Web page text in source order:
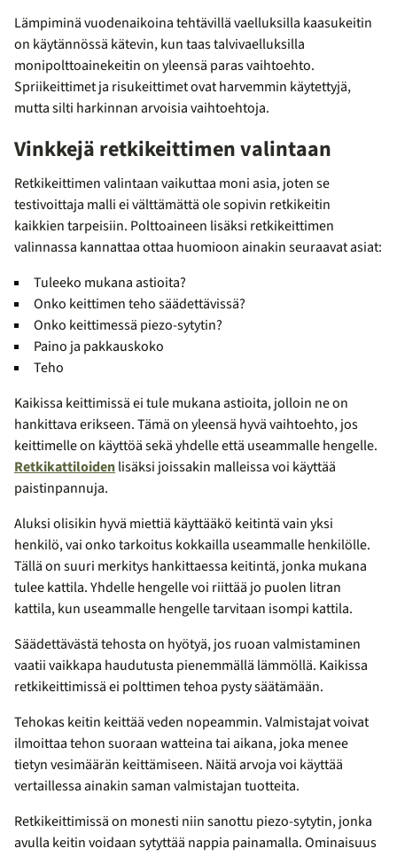
Lämpiminä vuodenaikoina tehtävillä vaelluksilla kaasukeitin
on käytännössä kätevin, kun taas talvivaelluksilla
monipolttoainekeitin on yleensä paras vaihtoehto.
Spriikeittimet ja risukeittimet ovat harvemmin käytettyjä,
mutta silti harkinnan arvoisia vaihtoehtoja.
Vinkkejä retkikeittimen valintaan
Retkikeittimen valintaan vaikuttaa moni asia, joten se
testivoittaja malli ei välttämättä ole sopivin retkikeitin
kaikkien tarpeisiin. Polttoaineen lisäksi retkikeittimen
valinnassa kannattaa ottaa huomioon ainakin seuraavat asiat:
Tuleeko mukana astioita?
Onko keittimen teho säädettävissä?
Onko keittimessä piezo-sytytin?
Paino ja pakkauskoko
Teho
Kaikissa keittimissä ei tule mukana astioita, jolloin ne on
hankittava erikseen. Tämä on yleensä hyvä vaihtoehto, jos
keittimelle on käyttöä sekä yhdelle että useammalle hengelle.
Retkikattiloidenlisäksi joissakin malleissa voi käyttää
paistinpannuja.
Aluksi olisikin hyvä miettiä käyttääkö keitintä vain yksi
henkilö, vai onko tarkoitus kokkailla useammalle henkilölle.
Tällä on suuri merkitys hankittaessa keitintä, jonka mukana
tulee kattila. Yhdelle hengelle voi riittää jo puolen litran
kattila, kun useammalle hengelle tarvitaan isompi kattila.
Säädettävästä tehosta on hyötyä, jos ruoan valmistaminen
vaatii vaikkapa haudutusta pienemmällä lämmöllä. Kaikissa
retkikeittimissä ei polttimen tehoa pysty säätämään.
Tehokas keitin keittää veden nopeammin. Valmistajat voivat
ilmoittaa tehon suoraan watteina tai aikana, joka menee
tietyn vesimäärän keittämiseen. Näitä arvoja voi käyttää
vertaillessa ainakin saman valmistajan tuotteita.
Retkikeittimissä on monesti niin sanottu piezo-sytytin, jonka
avulla keitin voidaan sytyttää nappia painamalla. Ominaisuus